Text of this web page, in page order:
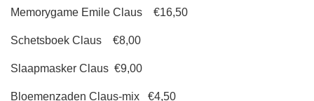
Memorygame Emile Claus €16,50
Schetsboek Claus €8,00
Slaapmasker Claus €9,00
Bloemenzaden Claus-mix €4,50